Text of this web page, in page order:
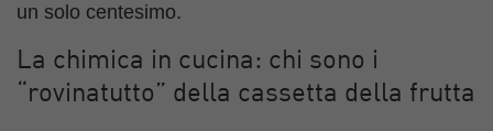
un solo centesimo.
La chimica in cucina: chi sono i
“rovinatutto” della cassetta della frutta